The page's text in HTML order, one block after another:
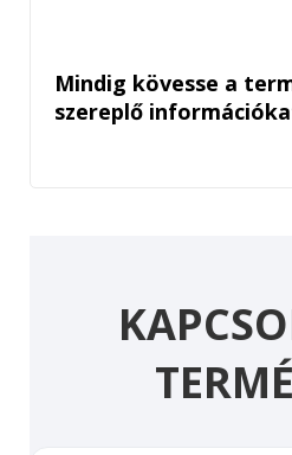
Mindig kövesse a
szereplő